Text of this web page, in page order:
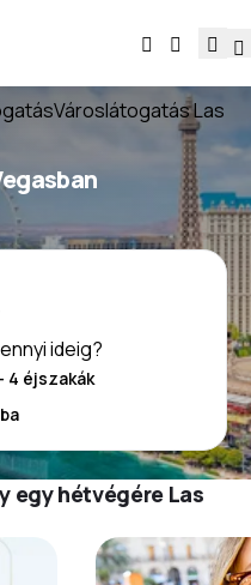
Városlátogatás Las
ideig?
egy hétvégére Las